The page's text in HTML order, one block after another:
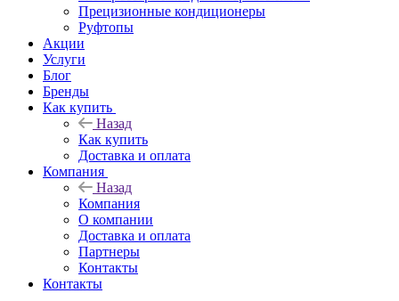
Прецизионные кондиционеры
Руфтопы
Акции
Услуги
Блог
Бренды
Как купить
Назад
Как купить
Доставка и оплата
Компания
Назад
Компания
О компании
Доставка и оплата
Партнеры
Контакты
Контакты